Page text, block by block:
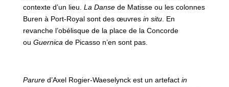
contexte d’un lieu. La Dansede Matisse ou les colonnes
Buren à Port-Royal sont des œuvres in situ. En
revanche l’obélisque de la place de la Concorde
ou Guernica de Picasso n’en sont pas.
Parured’Axel Rogier-Waeselynck est un artefact in